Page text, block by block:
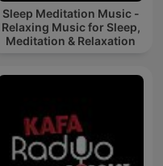
Sleep Meditation Music -
Relaxing Music for Sleep,
Meditation & Relaxation